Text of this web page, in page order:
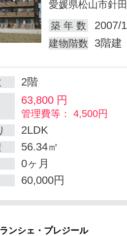
愛媛県松山市針
築 年 数
2007/
建物階数 3階建
2階
63,800 円
管理費等： 4,500円
2LDK
56.34㎡
0ヶ月
60,000円
ンシェ・プレジール